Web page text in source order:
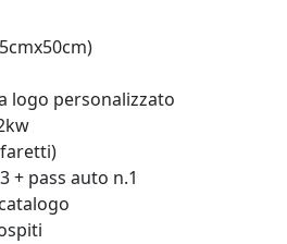
logo personalizzato
+ pass auto n.1